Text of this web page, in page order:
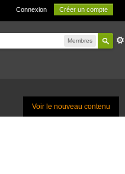
Connexion Créer un compte
Membres
Voir le nouveau contenu